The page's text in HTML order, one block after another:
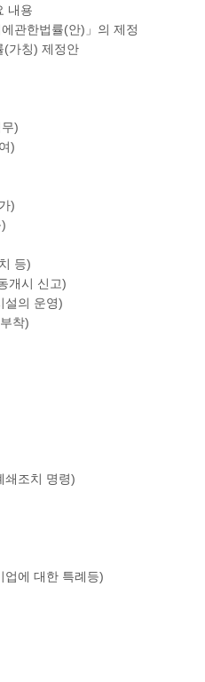
내용
관한법률(안)」의 제정
(가칭) 제정안
)
)
)
등)
개시 신고)
설의 운영)
착)
쇄조치 명령)
업에 대한 특례등)